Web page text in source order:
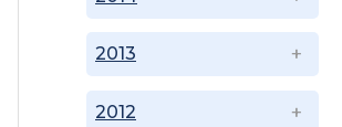
2012
2013